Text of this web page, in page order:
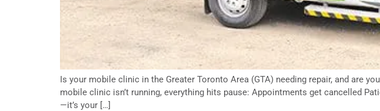
Is your mobile clinic in the Greater Toronto Area (GTA) needing repair, and are
mobile clinic isn’t running, everything hits pause: Appointments get cancelled
—it’s your […]